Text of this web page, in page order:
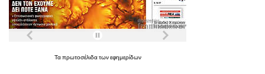
Ταπρωτοσέλιδατωνεφημερίδων